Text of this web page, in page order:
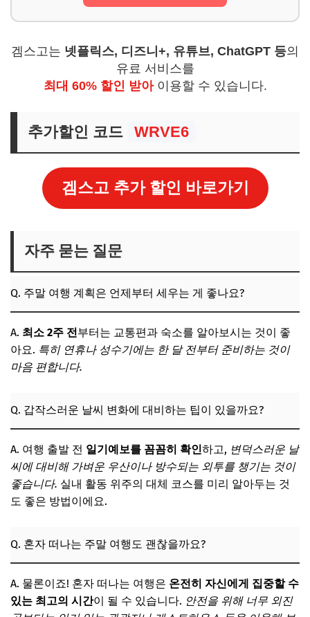
겜스고는 넷플릭스, 디즈니+, 유튜브, ChatGPT 등의
유료 서비스를
최대 60% 할인 받아이용할 수 있습니다.
추가할인 코드 WRVE6
겜스고 추가 할인 바로가기
자주 묻는 질문
Q. 주말 여행 계획은 언제부터 세우는 게 좋나요?
A. 최소 2주 전부터는 교통편과 숙소를 알아보시는 것이 좋
아요. 특히 연휴나 성수기에는 한 달 전부터 준비하는 것이
마음 편합니다.
Q. 갑작스러운 날씨 변화에 대비하는 팁이 있을까요?
A. 여행 출발 전 일기예보를 꼼꼼히 확인하고, 변덕스러운 날
씨에 대비해 가벼운 우산이나 방수되는 외투를 챙기는 것이
좋습니다. 실내 활동 위주의 대체 코스를 미리 알아두는 것
도 좋은 방법이에요.
Q. 혼자 떠나는 주말 여행도 괜찮을까요?
A. 물론이죠! 혼자 떠나는 여행은 온전히 자신에게 집중할 수
있는 최고의 시간이 될 수 있습니다. 안전을 위해 너무 외진